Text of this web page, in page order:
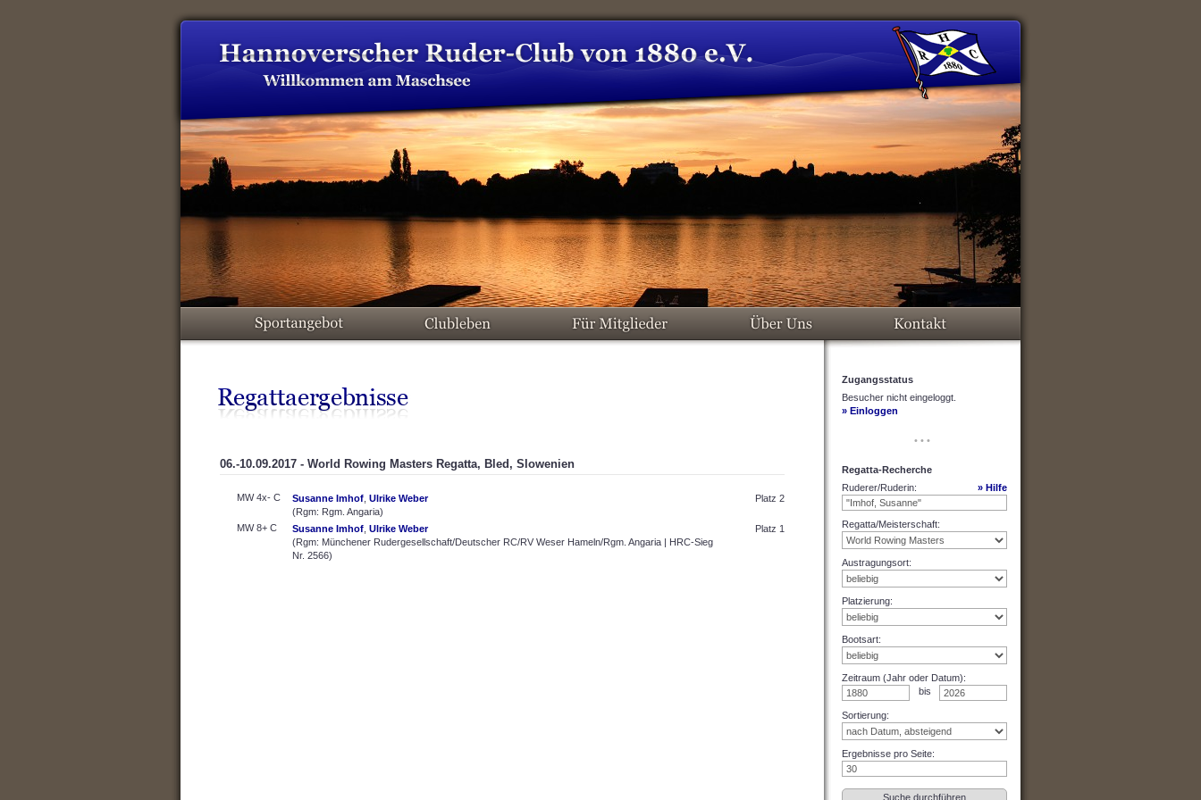
06.-10.09.2017 - World Rowing Masters Regatta, Bled, Slowenien
MW 4x- C Susanne Imhof Ulrike Weber
(Rgm: Rgm. Angaria)
Platz 2
MW 8+ C Susanne Imhof Ulrike Weber
(Rgm: Münchener Rudergesellschaft/Deutscher RC/RV Weser Hameln/Rgm. Angaria | HRC-Sieg
Nr. 2566)
Platz 1
Zugangsstatus
Besucher nicht eingeloggt.
» Einloggen
• • •
Regatta-Recherche
» Hilfe
Ruderer/Ruderin:
Regatta/Meisterschaft:
Austragungsort:
Platzierung:
Bootsart:
Zeitraum (Jahr oder Datum):
bis
Sortierung:
Ergebnisse pro Seite: